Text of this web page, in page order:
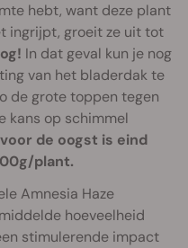
hebt, want deze plant
ingrijpt, groeit ze uit tot
In dat geval kun je nog
van het bladerdak te
de grote toppen tegen
kans op schimmel
de oogst is eind
plant.
Amnesia Haze
hoeveelheid
stimulerende impact